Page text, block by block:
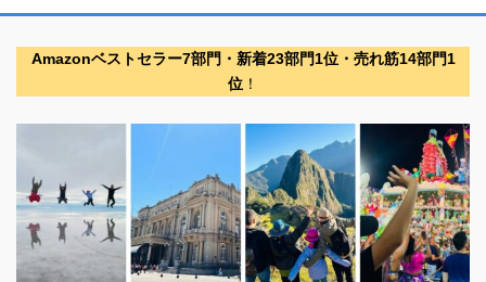
Amazonベストセラー7部門・新着23部門1位・売れ筋14部門1
位 ！